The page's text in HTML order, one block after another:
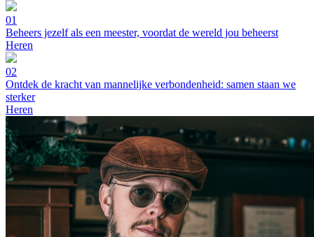
01
Beheers jezelf als een meester, voordat de wereld jou beheerst
Heren
02
Ontdek de kracht van mannelijke verbondenheid: samen staan we
sterker
Heren